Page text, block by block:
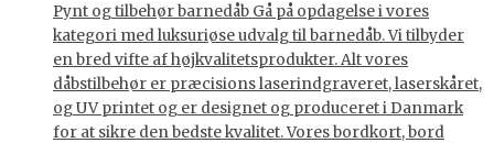
Pynt og tilbehør barnedåb Gå på opdagelse i vores
kategori med luksuriøse udvalg til barnedåb. Vi tilbyder
en bred vifte af højkvalitetsprodukter. Alt vores
dåbstilbehør er præcisions laserindgraveret, laserskåret,
og UV printet og er designet og produceret i Danmark
for at sikre den bedste kvalitet. Vores bordkort, bord